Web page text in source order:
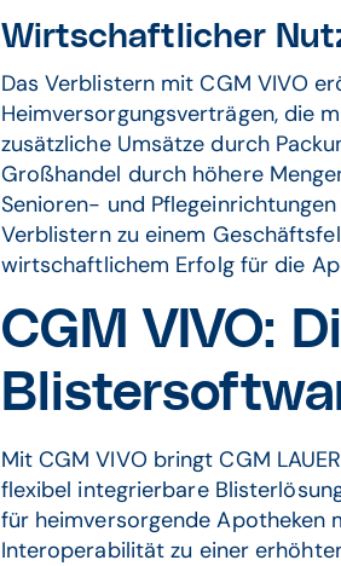
Wirtschaftlicher
Das Verblistern mit CGM VIVO
Heimversorgungsverträgen, die
zusätzliche Umsätze durch
Großhandel durch höhere
Senioren- und
Verblistern zu einem
wirtschaftlichem Erfolg für die
CGM VIVO:
Mit CGM VIVO bringt CGM
flexibel integrierbare
für heimversorgende Apotheken
Interoperabilität zu einer